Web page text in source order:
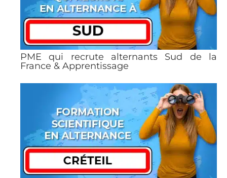
PME qui recrute alternants Sud de la
France & Apprentissage